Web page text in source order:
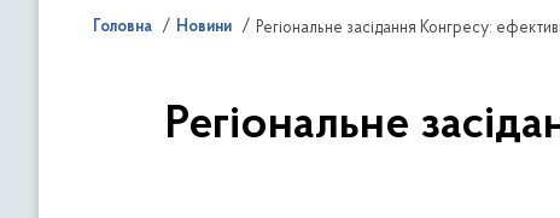
Головна Новини Регіональне засідання Конгресу:
Регіональне